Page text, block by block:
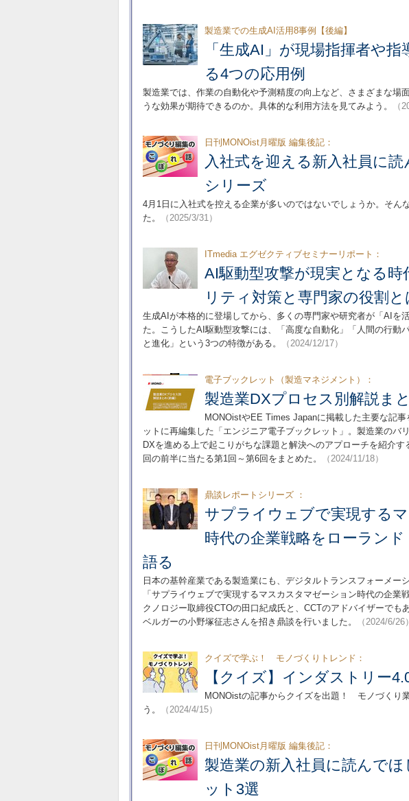
製造業での生成AI活用8事例【後編】
「生成AI」が現場指揮者や
る4つの応用例
製造業では、作業の自動化や予測精度の向上など、さまざまな場
うな効果が期待できるのか。具体的な利用方法を見てみよう。
（
日刊MONOist月曜版 編集後記：
入社式を迎える新入社員に
シリーズ
4月1日に入社式を控える企業が多いのではないでしょうか。そん
た。
（2025/3/31）
ITmedia エグゼクティブセミナーリポート：
AI駆動型攻撃が現実となる時
リティ対策と専門家の役割
生成AIが本格的に登場してから、多くの専門家や研究者が「AIを
た。こうしたAI駆動型攻撃には、「高度な自動化」「人間の行動
と進化」という3つの特徴がある。
（2024/12/17）
電子ブックレット（製造マネジメント）：
製造業DXプロセス別解説まと
MONOistやEE Times Japanに掲載した主要な記
ットに再編集した「エンジニア電子ブックレット」。製造業のバ
DXを進める上で起こりがちな課題と解決へのアプローチを紹介
回の前半に当たる第1回～第6回をまとめた。
（2024/11/18）
鼎談レポートシリーズ ：
サプライウェブで実現する
時代の企業戦略をローラン
語る
日本の基幹産業である製造業にも、デジタルトランスフォーメー
「サプライウェブで実現するマスカスタマゼーション時代の企業
クノロジー取締役CTOの田口紀成氏と、CCTのアドバイザーでも
ベルガーの小野塚征志さんを招き鼎談を行いました。
（2024/6/26）
クイズで学ぶ！ モノづくりトレンド：
【クイズ】インダストリー
MONOistの記事からクイズを出題！ モノづくり
う。
（2024/4/15）
日刊MONOist月曜版 編集後記：
製造業の新入社員に読んで
ット3選